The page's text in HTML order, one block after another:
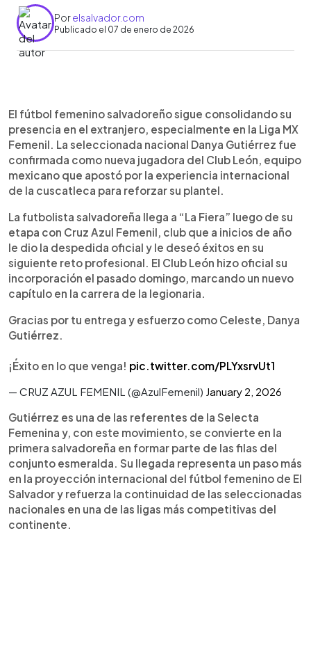
Porelsalvador.com
Publicado el 07 de enero de 2026
► Escuchar artículo
La seleccionada salvadoreña Danya Gutiérrez
continuará su carrera en la Liga MX Femenil tras ser
anunciada como nuevo fichaje del Club León. La
referente de la Selecta Femenina llega al conjunto
esmeralda luego de su etapa con Cruz Azul,
equipo que le dio la despedida a inicios de año.
Gutiérrez se convierte en la primera futbolista
cuscatleca en integrar las filas del Club León y ya
debutó en el torneo Clausura 2026 ante su
exequipo, donde disputó 11 minutos. Desde la
Selecta, el DT Eric Acuña valoró positivamente su
continuidad en una de las ligas más competitivas
del continente.
El fútbol femenino salvadoreño sigue consolidando su
presencia en el extranjero, especialmente en la Liga MX
Femenil. La seleccionada nacional Danya Gutiérrez fue
confirmada como nueva jugadora del Club León, equipo
mexicano que apostó por la experiencia internacional
de la cuscatleca para reforzar su plantel.
La futbolista salvadoreña llega a “La Fiera” luego de su
etapa con Cruz Azul Femenil, club que a inicios de año
le dio la despedida oficial y le deseó éxitos en su
siguiente reto profesional. El Club León hizo oficial su
incorporación el pasado domingo, marcando un nuevo
capítulo en la carrera de la legionaria.
Gracias por tu entrega y esfuerzo como Celeste, Danya
Gutiérrez.
¡Éxito en lo que venga! pic.twitter.com/PLYxsrvUt1
— CRUZ AZUL FEMENIL (@AzulFemenil) January 2, 2026
Gutiérrez es una de las referentes de la Selecta
Femenina y, con este movimiento, se convierte en la
primera salvadoreña en formar parte de las filas del
conjunto esmeralda. Su llegada representa un paso más
en la proyección internacional del fútbol femenino de El
Salvador y refuerza la continuidad de las seleccionadas
nacionales en una de las ligas más competitivas del
continente.